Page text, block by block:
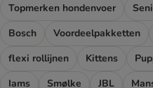
Topmerken hondenvoer
Bosch
Voordeelpakketten
flexi rollijnen
Kittens
Iams
Smølke JBL